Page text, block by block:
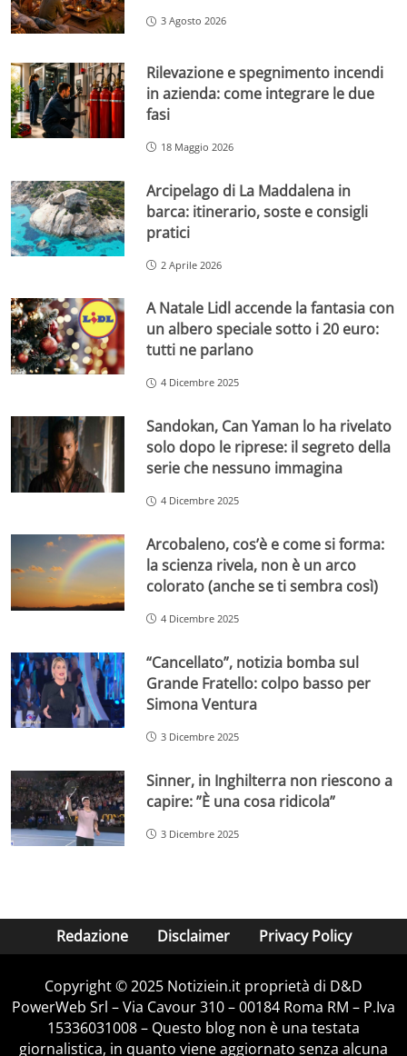
3 Agosto 2026
Rilevazione e spegnimento incendi
in azienda: come integrare le due
fasi
18 Maggio 2026
Arcipelago di La Maddalena in
barca: itinerario, soste e consigli
pratici
2 Aprile 2026
A Natale Lidl accende la fantasia con
un albero speciale sotto i 20 euro:
tutti ne parlano
4 Dicembre 2025
Sandokan, Can Yaman lo ha rivelato
solo dopo le riprese: il segreto della
serie che nessuno immagina
4 Dicembre 2025
Arcobaleno, cos’è e come si forma:
la scienza rivela, non è un arco
colorato (anche se ti sembra così)
4 Dicembre 2025
“Cancellato”, notizia bomba sul
Grande Fratello: colpo basso per
Simona Ventura
3 Dicembre 2025
Sinner, in Inghilterra non riescono a
capire: ”È una cosa ridicola”
3 Dicembre 2025
Redazione Disclaimer Privacy Policy
Copyright © 2025 Notiziein.it proprietà di D&D
PowerWeb Srl – Via Cavour 310 – 00184 Roma RM – P.Iva
15336031008 – Questo blog non è una testata
giornalistica, in quanto viene aggiornato senza alcuna